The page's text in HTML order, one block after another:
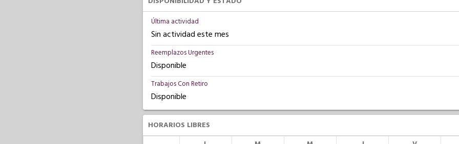
Última actividad
Sin actividad este mes
Reemplazos Urgentes
Disponible
Trabajos Con Retiro
Disponible
HORARIOS LIBRES